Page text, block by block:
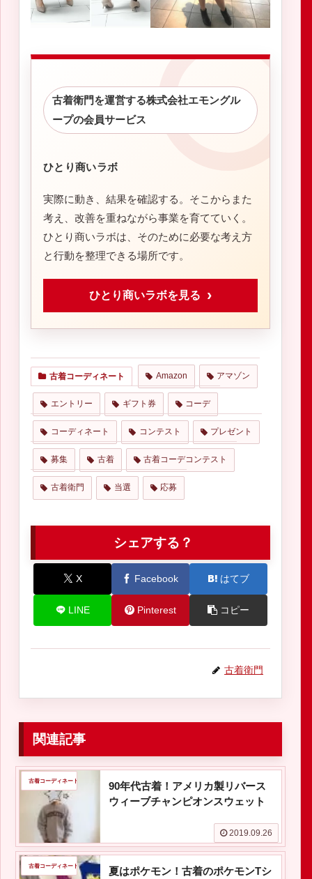
古着衛門を運営する株式会社エモングル
ープの会員サービス
ひとり商いラボ
実際に動き、結果を確認する。そこからまた
考え、改善を重ねながら事業を育てていく。
ひとり商いラボは、そのために必要な考え方
と行動を整理できる場所です。
ひとり商いラボを見る
古着コーディネート Amazon アマゾン
エントリー ギフト券 コーデ
コーディネート コンテスト プレゼント
募集 古着 古着コーデコンテスト
古着衛門 当選 応募
シェアする？
X Facebook はてブ
LINE Pinterest コピー
古着衛門
関連記事
古着コーディネート
90年代古着！アメリカ製リバース
ウィーブチャンピオンスウェット
2019.09.26
古着コーディネート
夏はポケモン！古着のポケモンTシ